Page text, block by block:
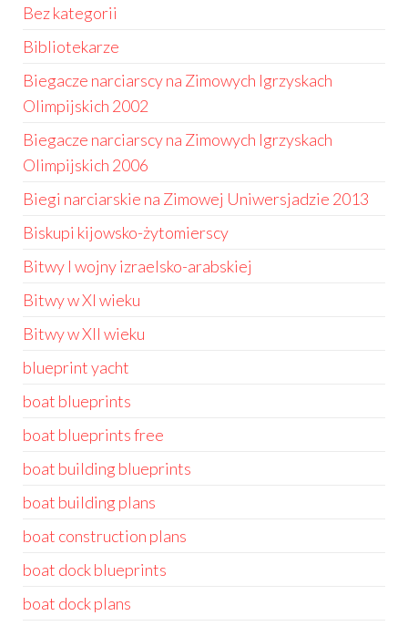
Bez kategorii
Bibliotekarze
Biegacze narciarscy na Zimowych Igrzyskach
Olimpijskich 2002
Biegacze narciarscy na Zimowych Igrzyskach
Olimpijskich 2006
Biegi narciarskie na Zimowej Uniwersjadzie 2013
Biskupi kijowsko-żytomierscy
Bitwy I wojny izraelsko-arabskiej
Bitwy w XI wieku
Bitwy w XII wieku
blueprint yacht
boat blueprints
boat blueprints free
boat building blueprints
boat building plans
boat construction plans
boat dock blueprints
boat dock plans